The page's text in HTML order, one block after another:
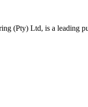
(Pty) Ltd, is a